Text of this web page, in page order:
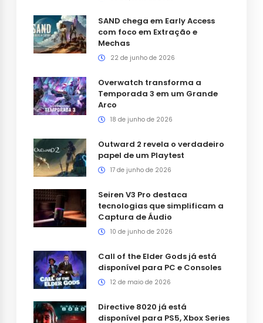
SAND chega em Early Access
com foco em Extração e
Mechas
22 de junho de 2026
Overwatch transforma a
Temporada 3 em um Grande
Arco
18 de junho de 2026
Outward 2 revela o verdadeiro
papel de um Playtest
17 de junho de 2026
Seiren V3 Pro destaca
tecnologias que simplificam a
Captura de Áudio
10 de junho de 2026
Call of the Elder Gods já está
disponível para PC e Consoles
12 de maio de 2026
Directive 8020 já está
disponível para PS5, Xbox Series